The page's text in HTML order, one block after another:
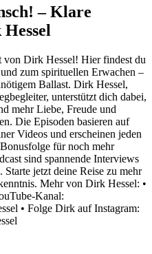
– Klare
Dirk Hessel! Hier findest du
zum spirituellen Erwachen –
Ballast. Dirk Hessel,
unterstützt dich dabei,
mehr Liebe, Freude und
Die Episoden basieren auf
Videos und erscheinen jeden
für noch mehr
sind spannende Interviews
jetzt deine Reise zu mehr
Mehr von Dirk Hessel: •
Kanal:
• Folge Dirk auf Instagram: